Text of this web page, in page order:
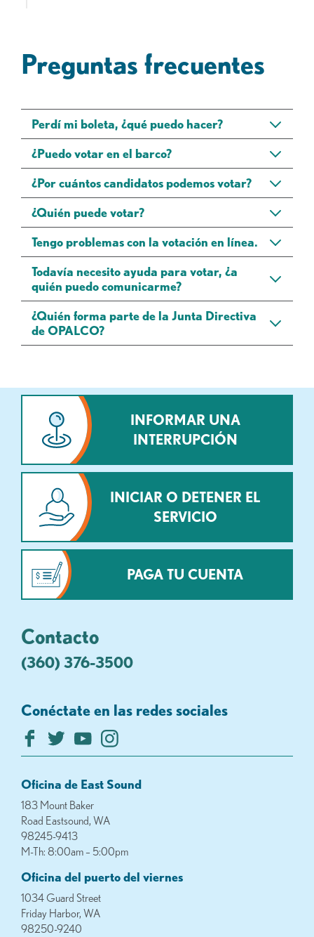
Preguntas frecuentes
Perdí mi boleta, ¿qué puedo hacer?
¿Puedo votar en el barco?
¿Por cuántos candidatos podemos votar?
¿Quién puede votar?
Tengo problemas con la votación en línea.
Todavía necesito ayuda para votar, ¿a
quién puedo comunicarme?
¿Quién forma parte de la Junta Directiva
de OPALCO?
INFORMAR UNA
INTERRUPCIÓN
INICIAR O DETENER EL
SERVICIO
PAGA TU CUENTA
Contacto
(360) 376-3500
Conéctate en las redes sociales
Oficina de East Sound
183 Mount Baker
Road Eastsound, WA
98245-9413
M-Th: 8:00am – 5:00pm
Oficina del puerto del viernes
1034 Guard Street
Friday Harbor, WA
98250-9240